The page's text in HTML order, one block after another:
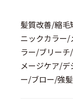
髪質改善/縮
ニックカラー
ラー/ブリー
メージケア/
ー/ブロー/強